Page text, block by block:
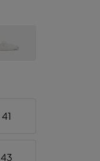
41
43